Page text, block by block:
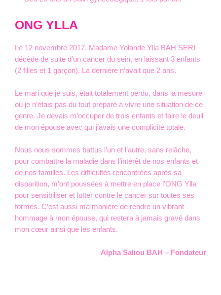
ONG YLLA
Le 12 novembre 2017, Madame Yolande Ylla BAH SERI
décède de suite d’un cancer du sein, en laissant 3 enfants
(2 filles et 1 garçon). La dernière n’avait que 2 ans.
Le mari que je suis, était totalement perdu, dans la mesure
où je n’étais pas du tout préparé à vivre une situation de ce
genre. Je devais m’occuper de trois enfants et faire le deuil
de mon épouse avec qui j’avais une complicité totale.
Nous nous sommes battus l’un et l’autre, sans relâche,
pour combattre la maladie dans l’intérêt de nos enfants et
de nos familles. Les difficultés rencontrées après sa
disparition, m’ont poussées à mettre en place l’ONG Ylla
pour sensibiliser et lutter contre le cancer sur toutes ses
formes. C’est aussi ma manière de rendre un vibrant
hommage à mon épouse, qui restera à jamais gravé dans
mon cœur ainsi que les enfants.
Alpha Saliou BAH – Fondateur